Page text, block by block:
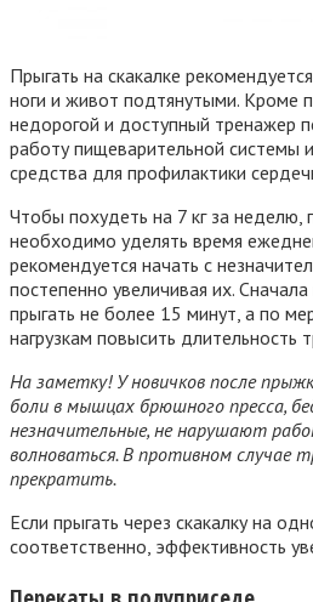
Прыгать на скакалке
ноги и живот подтянутыми. Кроме
недорогой и доступный тренажер
работу пищеварительной системы
средства для профилактики
Чтобы похудеть на 7 кг за неделю,
необходимо уделять время
рекомендуется начать с
постепенно увеличивая их.
прыгать не более 15 минут, а по
нагрузкам повысить длительность
На заметку! У новичков после
боли в мышцах брюшного пресса,
незначительные, не нарушают
волноваться. В противном случае
прекратить.
Если прыгать через скакалку на
соответственно, эффективность